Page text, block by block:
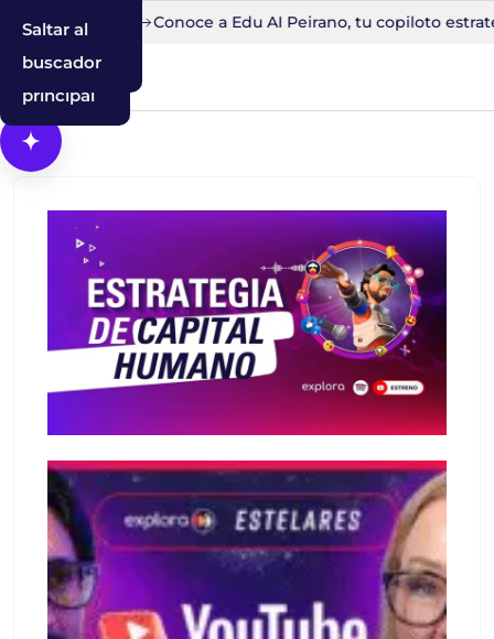
Saltar al
contenido
principal
Saltar a la
navegación
Saltar al
buscador
30 minutos Conoce a Edu AI Peirano, tu copiloto
Abrir Cosmos, el asistente con IA